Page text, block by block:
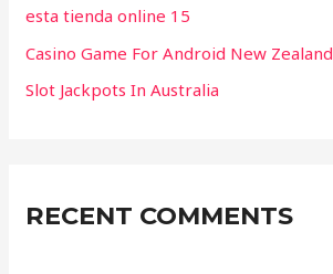
esta tienda online 15
Casino Game For Android New Zealand
Slot Jackpots In Australia
RECENT COMMENTS